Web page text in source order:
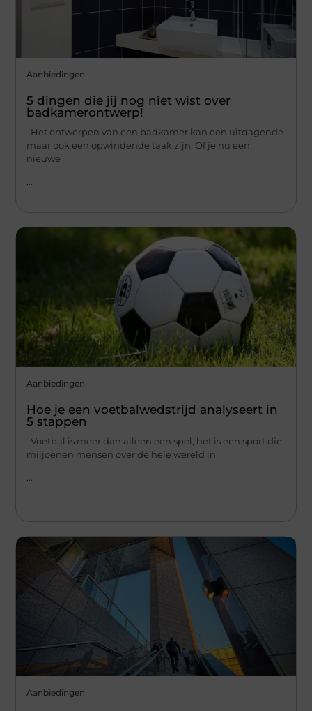
Aanbiedingen
5 dingen die jij nog niet wist over
badkamerontwerp!
Het ontwerpen van een badkamer kan een uitdagende
maar ook een opwindende taak zijn. Of je nu een
nieuwe
Aanbiedingen
Hoe je een voetbalwedstrijd analyseert in
5 stappen
Voetbal is meer dan alleen een spel; het is een sport die
miljoenen mensen over de hele wereld in
...
Aanbiedingen